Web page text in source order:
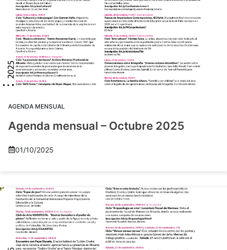
AGENDA MENSUAL
Agenda mensual – Octubre 2025
01/10/2025